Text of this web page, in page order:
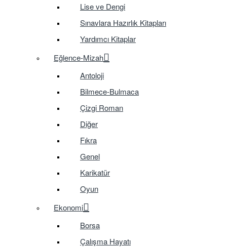
Lise ve Dengi
Sınavlara Hazırlık Kitapları
Yardımcı Kitaplar
Eğlence-Mizah
Antoloji
Bilmece-Bulmaca
Çizgi Roman
Diğer
Fıkra
Genel
Karikatür
Oyun
Ekonomi
Borsa
Çalışma Hayatı